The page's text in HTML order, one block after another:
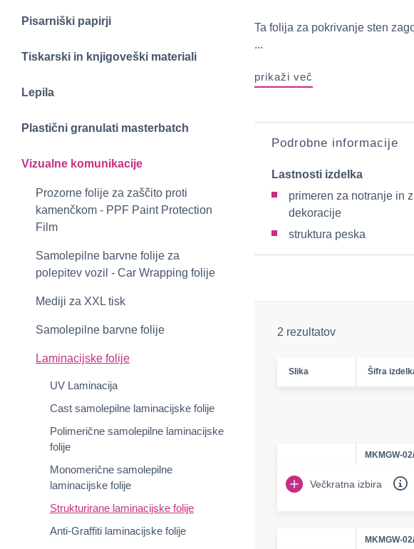
Pisarniški papirji
Tiskarski in knjigoveški materiali
Lepila
Plastični granulati masterbatch
Vizualne komunikacije
Prozorne folije za zaščito proti
kamenčkom - PPF Paint Protection
Film
Samolepilne barvne folije za
polepitev vozil - Car Wrapping folije
Mediji za XXL tisk
Samolepilne barvne folije
Laminacijske folije
UV Laminacija
Cast samolepilne laminacijske folije
Polimerične samolepilne laminacijske
folije
Monomerične samolepilne
laminacijske folije
Strukturirane laminacijske folije
Anti-Graffiti laminacijske folije
Ta folija za pokrivanje sten
...
prikaži več
Podrobne informacije
Lastnosti izdelka
primeren za notranje in
dekoracije
struktura peska
2 rezultatov
Slika Šifra
MKMGW-
Večkratna izbira
MKMGW-